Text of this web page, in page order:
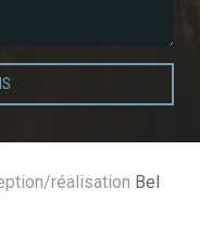
réalisation Bel